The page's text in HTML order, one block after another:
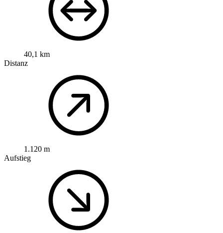
40,1 km
Distanz
1.120 m
Aufstieg